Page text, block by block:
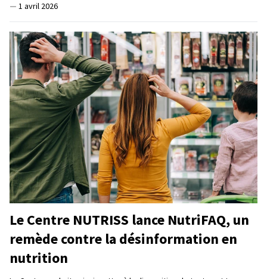
— 1 avril 2026
Le Centre NUTRISS lance NutriFAQ, un
remède contre la désinformation en
nutrition